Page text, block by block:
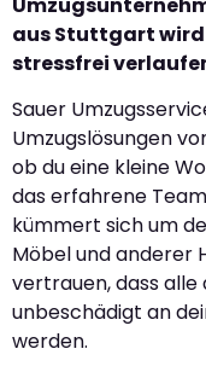
aus Stuttgart wird
stressfrei
Sauer
Umzugslösungen
ob du eine kleine
das erfahrene
kümmert sich um
Möbel und anderer
vertrauen, dass alle
unbeschädigt an
werden.